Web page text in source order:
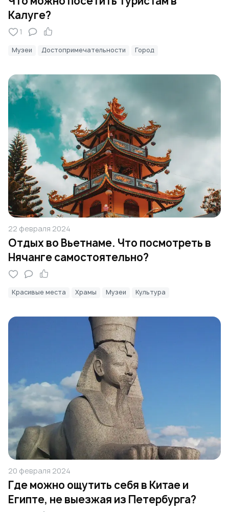
Калуге?
1
Музеи Достопримечательности Город
22 февраля 2024
Отдых во Вьетнаме. Что посмотреть в
Нячанге самостоятельно?
Красивые места Храмы Музеи Культура
20 февраля 2024
Где можно ощутить себя в Китае и
Египте, не выезжая из Петербурга?